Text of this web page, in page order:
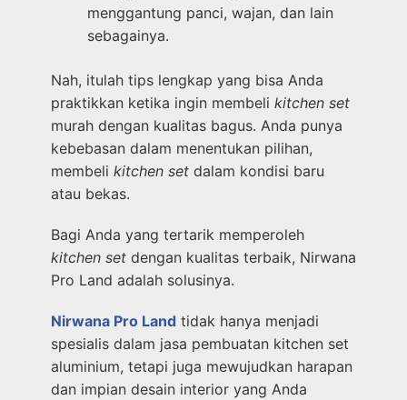
menggantung panci, wajan, dan lain
sebagainya.
Nah, itulah tips lengkap yang bisa Anda
praktikkan ketika ingin membeli kitchen set
murah dengan kualitas bagus. Anda punya
kebebasan dalam menentukan pilihan,
membeli kitchen set dalam kondisi baru
atau bekas.
Bagi Anda yang tertarik memperoleh
kitchen set dengan kualitas terbaik, Nirwana
Pro Land adalah solusinya.
Nirwana Pro Land tidak hanya menjadi
spesialis dalam jasa pembuatan kitchen set
aluminium, tetapi juga mewujudkan harapan
dan impian desain interior yang Anda